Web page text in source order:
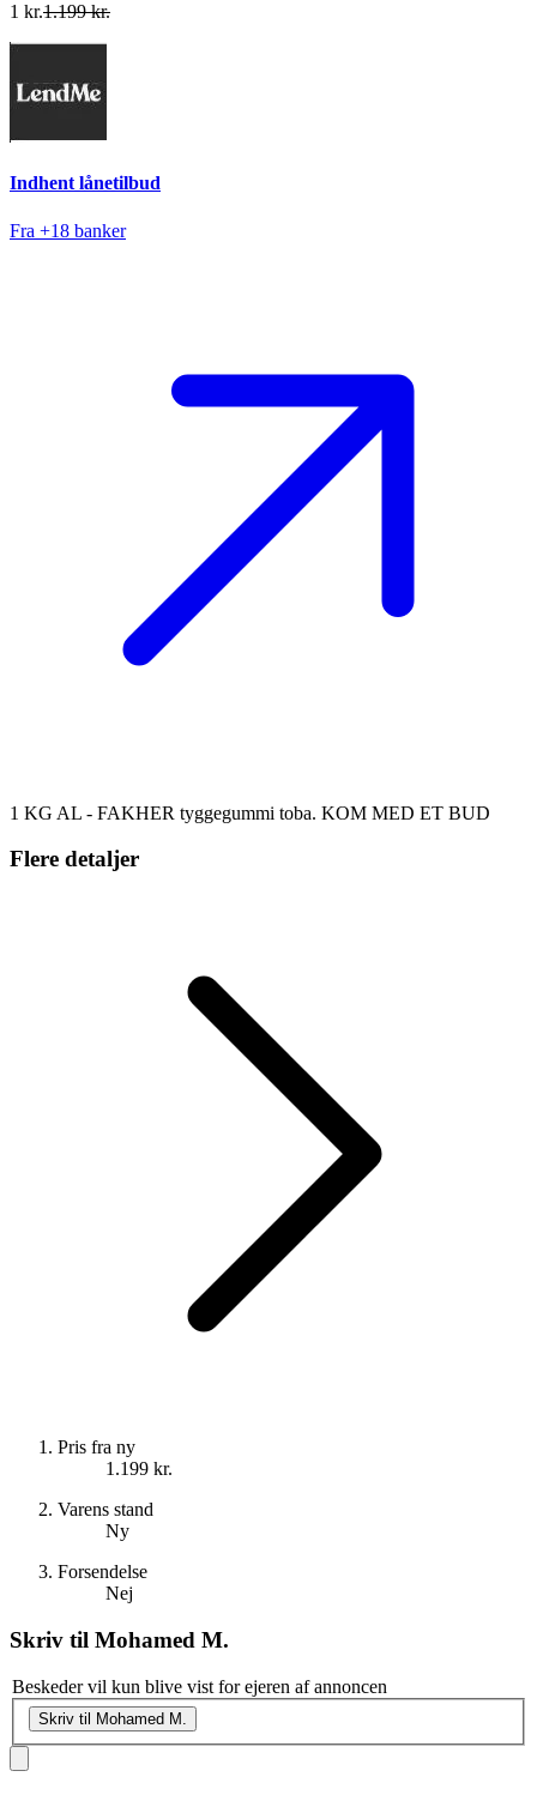
1 kr.1.199 kr.
Indhent lånetilbud
Fra +18 banker
1 KG AL - FAKHER tyggegummi toba. KOM MED ET BUD
Flere detaljer
Pris fra ny
1.199 kr.
Varens stand
Ny
Forsendelse
Nej
Skriv til Mohamed M.
Beskeder vil kun blive vist for ejeren af annoncen
Skriv til Mohamed M.